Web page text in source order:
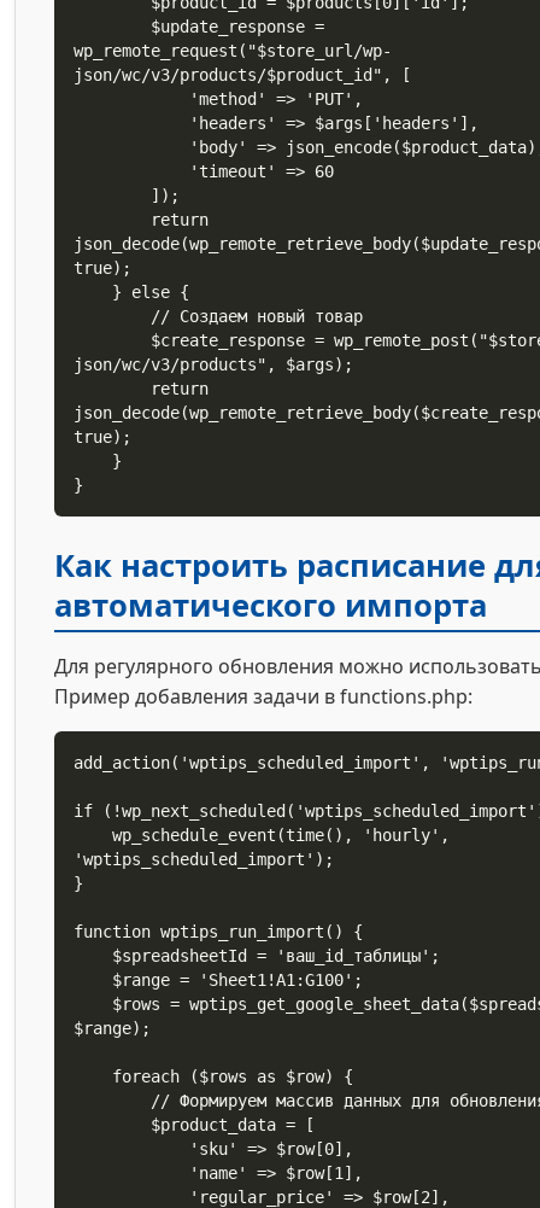
wp_remote_request("$store_url/wp-
json/wc/v3/products/$product_id", [
true);
json/wc/v3/products", $args);
true);
}
Как настроить расписание
автоматического импорта
Для регулярного обновления можно
Пример добавления задачи в functions.php:
add_action('wptips_scheduled_import',
if
'wptips_scheduled_import');
}
function wptips_run_import() {
$range);